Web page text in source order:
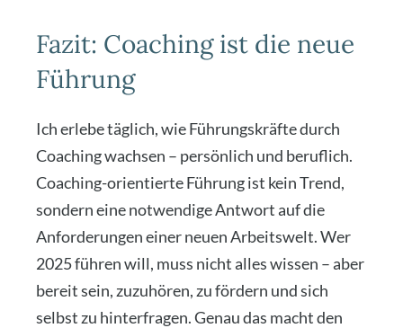
Fazit: Coaching ist die neue
Führung
Ich erle­be täg­lich, wie Füh­rungs­kräf­te durch
Coa­ching wach­sen – per­sön­lich und beruf­lich.
Coa­ching-ori­en­tier­te Füh­rung ist kein Trend,
son­dern eine not­wen­di­ge Ant­wort auf die
Anfor­de­run­gen einer neu­en Arbeits­welt. Wer
2025 füh­ren will, muss nicht alles wis­sen – aber
bereit sein, zuzu­hö­ren, zu för­dern und sich
selbst zu hin­ter­fra­gen. Genau das macht den